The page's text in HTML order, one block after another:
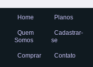
Home
Quem
Somos
Comprar
Planos
Cadastrar-
se
Contato